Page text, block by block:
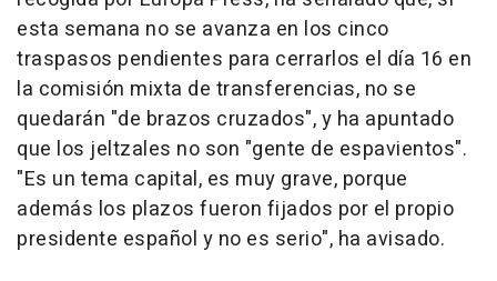
esta semana no se avanza en los cinco
traspasos pendientes para cerrarlos el día 16 en
la comisión mixta de transferencias, no se
quedarán "de brazos cruzados", y ha apuntado
que los jeltzales no son "gente de espavientos".
"Es un tema capital, es muy grave, porque
además los plazos fueron fijados por el propio
presidente español y no es serio", ha avisado.